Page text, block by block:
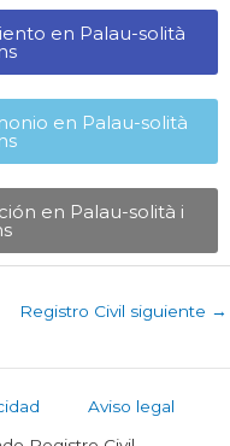
en Palau-solità
en Palau-solità
en Palau-solità i
Registro Civil siguiente →
Aviso legal